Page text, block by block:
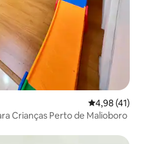
4,98 de uma
4,98 (41)
Crianças Perto de Malioboro